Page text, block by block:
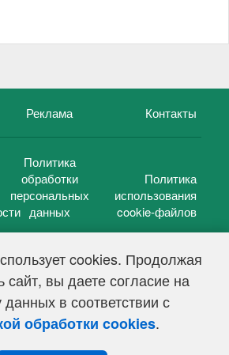
cookies. Продолжая
сайт, вы даете согласие на
данных в соответствии с
обработки cookies.
Реклама Контакты
Политика
обработки
персональных
данных
Политика
использования
cookie-файлов
2005 — 2026 г.
СМИ Эл № ФС 77-39848, выдано
по надзору в сфере связи,
и массовых коммуникаций